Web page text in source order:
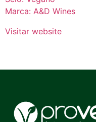
Marca: A&D Wines
Visitar website